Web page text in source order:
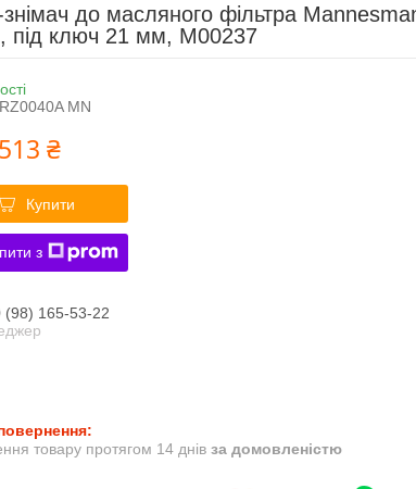
до масляного фільтра
під ключ 21 мм, M00237
MN
513 ₴
Купити
з
(98) 165-53-22
товару протягом 14 днів за домовленістю